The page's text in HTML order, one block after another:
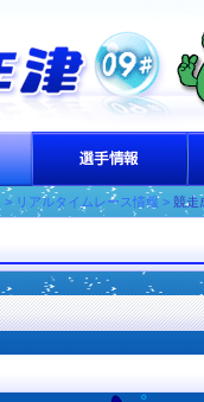
> リアルタイムレース情報 > 競走